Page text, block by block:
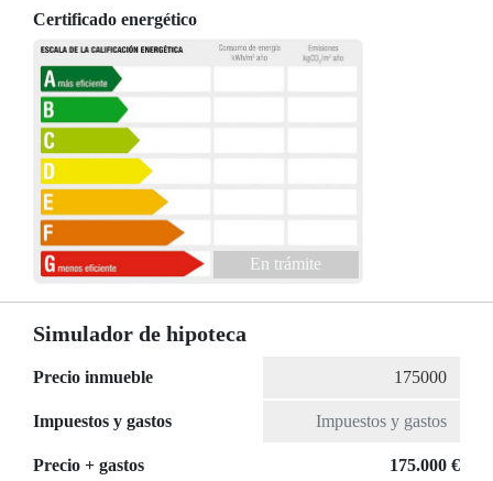
Certificado energético
En trámite
Simulador de hipoteca
Precio inmueble
Impuestos y gastos
Precio + gastos 175.000 €